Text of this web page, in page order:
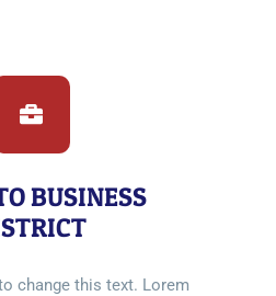
BUSINESS
change this text. Lorem